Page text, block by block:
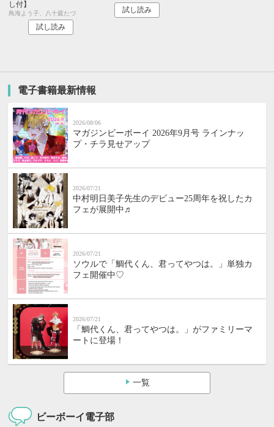
し付】
鳥海よう子、八十庭たづ
試し読み
試し読み
電子書籍最新情報
2026/08/06
マガジンビーボーイ 2026年9月号 ラインナッ
プ・チラ見せアップ
2026/07/21
中村明日美子先生のデビュー25周年を祝したカ
フェが展開中♬
2026/07/21
ソウルで「鯛代くん、君ってやつは。」単独カ
フェ開催中♡
2026/07/21
「鯛代くん、君ってやつは。」がファミリーマ
ートに登場！
一覧
ビーボーイ電子部